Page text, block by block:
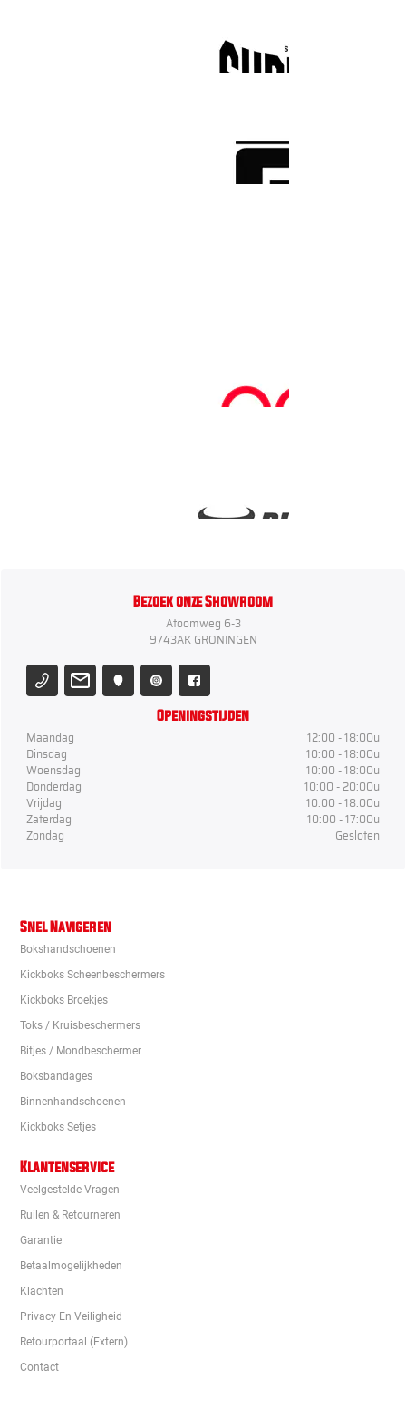
Bezoek onze Showroom
Atoomweg 6-3
9743AK GRONINGEN
Openingstijden
Maandag
12:00 - 18:00u
Dinsdag
10:00 - 18:00u
Woensdag
10:00 - 18:00u
Donderdag
10:00 - 20:00u
Vrijdag
10:00 - 18:00u
Zaterdag
10:00 - 17:00u
Zondag
Gesloten
Snel Navigeren
Bokshandschoenen
Kickboks Scheenbeschermers
Kickboks Broekjes
Toks / Kruisbeschermers
Bitjes / Mondbeschermer
Boksbandages
Binnenhandschoenen
Kickboks Setjes
Klantenservice
Veelgestelde Vragen
Ruilen & Retourneren
Garantie
Betaalmogelijkheden
Klachten
Privacy En Veiligheid
Retourportaal (extern)
Contact